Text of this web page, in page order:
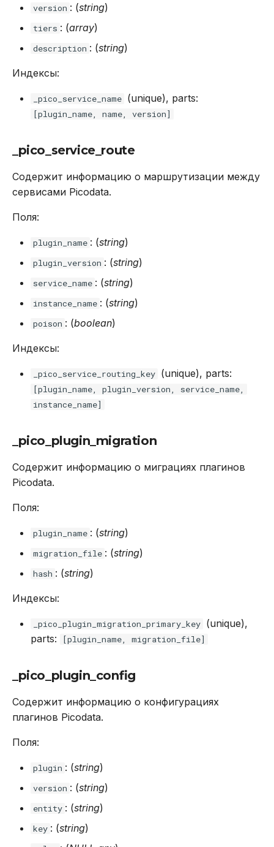
version : (string)
tiers : (array)
description : (string)
Индексы:
_pico_service_name (unique), parts:
[plugin_name, name, version]
_pico_service_route
Содержит информацию о маршрутизации между
сервисами Picodata.
Поля:
plugin_name : (string)
plugin_version : (string)
service_name : (string)
instance_name : (string)
poison : (boolean)
Индексы:
_pico_service_routing_key (unique), parts:
[plugin_name, plugin_version, service_name,
instance_name]
_pico_plugin_migration
Содержит информацию о миграциях плагинов
Picodata.
Поля:
plugin_name : (string)
migration_file : (string)
hash : (string)
Индексы:
_pico_plugin_migration_primary_key (unique),
parts:
[plugin_name, migration_file]
_pico_plugin_config
Содержит информацию о конфигурациях
плагинов Picodata.
Поля:
plugin : (string)
version : (string)
entity : (string)
key : (string)